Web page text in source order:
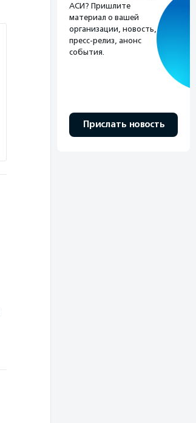
АСИ? Пришлите
материал о вашей
организации, новость,
пресс-релиз, анонс
события.
Прислать новость